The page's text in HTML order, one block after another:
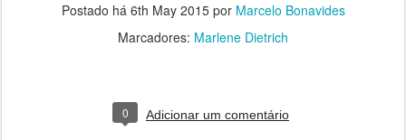
Postado há 6th May 2015por Marcelo Bonavides
Marcadores: Marlene Dietrich
0 Adicionar um comentário